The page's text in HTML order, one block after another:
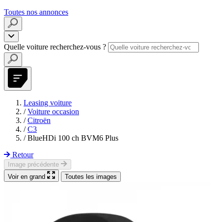
Toutes nos annonces
Quelle voiture recherchez-vous ?
Leasing voiture
/ Voiture occasion
/ Citroën
/ C3
/ BlueHDi 100 ch BVM6 Plus
Retour
Image précédente
Voir en grand
Toutes les images